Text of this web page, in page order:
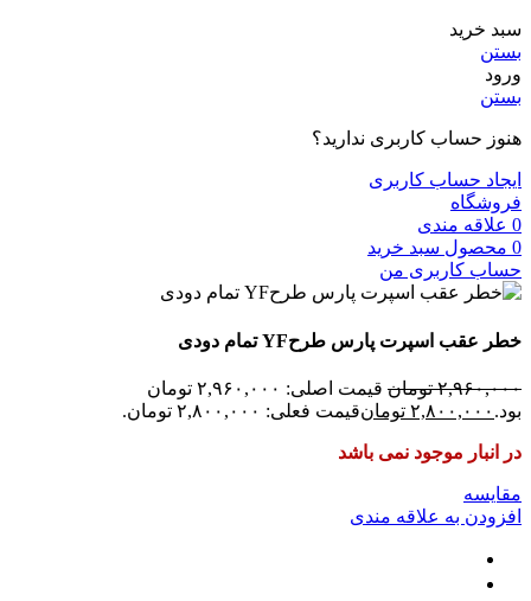
سبد خرید
بستن
ورود
بستن
هنوز حساب کاربری ندارید؟
ایجاد حساب کاربری
فروشگاه
0 علاقه مندی
0 محصول سبد خرید
حساب کاربری من
خطر عقب اسپرت پارس طرحYF تمام دودی
۲,۹۶۰,۰۰۰ تومان
قیمت اصلی: ۲,۹۶۰,۰۰۰ تومان
بود. ۲,۸۰۰,۰۰۰ تومانقیمت فعلی: ۲,۸۰۰,۰۰۰ تومان.
در انبار موجود نمی باشد
مقایسه
افزودن به علاقه مندی